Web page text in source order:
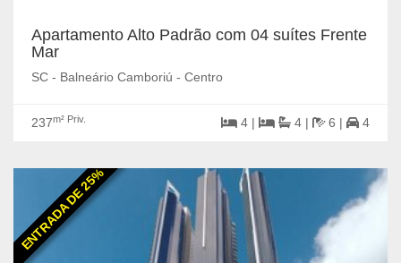
Apartamento Alto Padrão com 04 suítes Frente
Mar
SC - Balneário Camboriú - Centro
237m² Priv. 4 | 4 | 6 | 4
ENTRADA DE 25%